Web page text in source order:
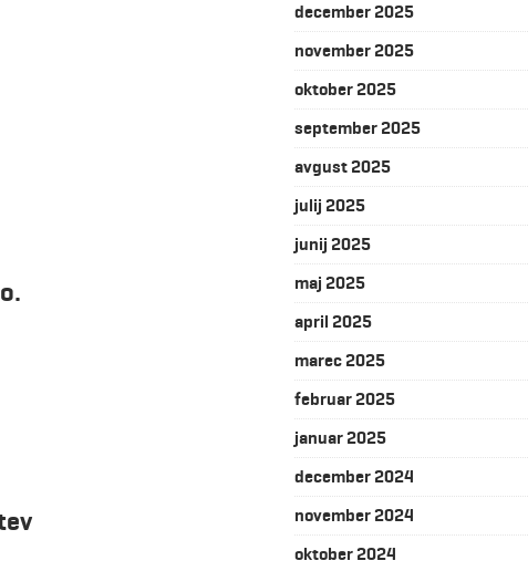
december 2025
november 2025
oktober 2025
september 2025
avgust 2025
julij 2025
junij 2025
maj 2025
april 2025
marec 2025
februar 2025
januar 2025
december 2024
november 2024
oktober 2024